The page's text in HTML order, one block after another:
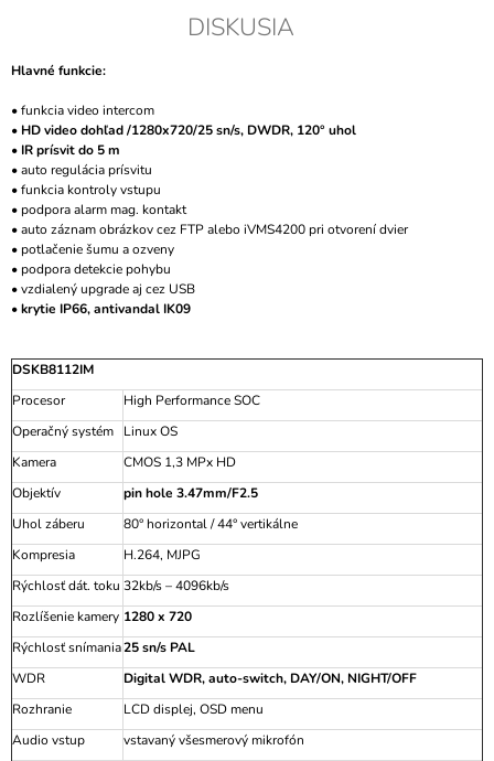
DISKUSIA
Hlavné funkcie:
• funkcia video intercom
• HD video dohľad /1280x720/25 sn/s, DWDR, 120° uhol
• IR prísvit do 5 m
• auto regulácia prísvitu
• funkcia kontroly vstupu
• podpora alarm mag. kontakt
• auto záznam obrázkov cez FTP alebo iVMS4200 pri otvorení dvier
• potlačenie šumu a ozveny
• podpora detekcie pohybu
• vzdialený upgrade aj cez USB
•krytie IP66, antivandal IK09
DSKB8112IM
Procesor
High Performance SOC
Operačný systém
Linux OS
Kamera
CMOS 1,3 MPx HD
Objektív
pin hole 3.47mm/F2.5
Uhol záberu
80° horizontal / 44° vertikálne
Kompresia
H.264, MJPG
Rýchlosť dát. toku 32kb/s – 4096kb/s
Rozlíšenie kamery 1280 x 720
Rýchlosť snímania25 sn/s PAL
WDR
Digital WDR, auto-switch, DAY/ON, NIGHT/OFF
Rozhranie
LCD displej, OSD menu
Audio vstup
vstavaný všesmerový mikrofón